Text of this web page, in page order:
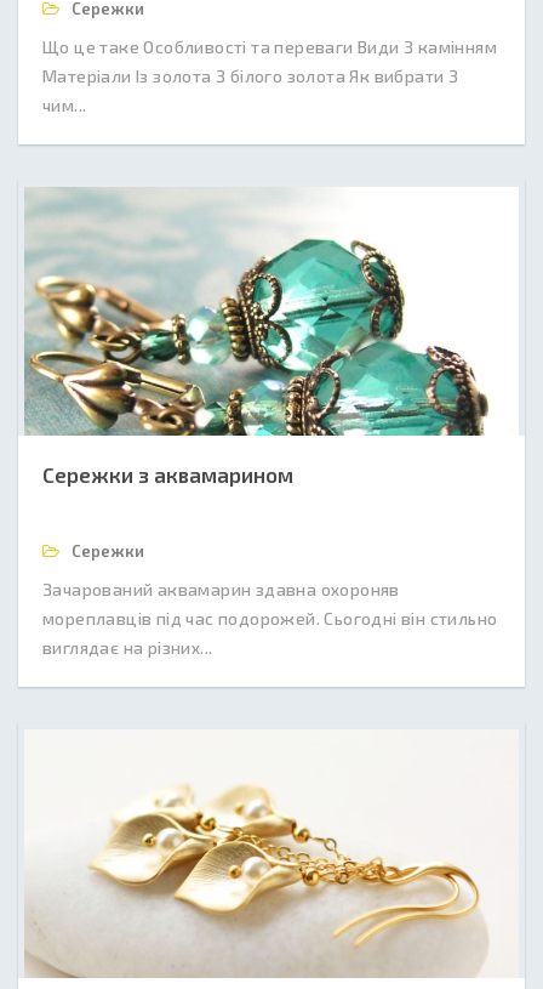
Сережки
Що це таке Особливості та переваги Види З камінням
Матеріали Із золота З білого золота Як вибрати З
чим...
Сережки з аквамарином
Сережки
Зачарований аквамарин здавна охороняв
мореплавців під час подорожей. Сьогодні він стильно
виглядає на різних...